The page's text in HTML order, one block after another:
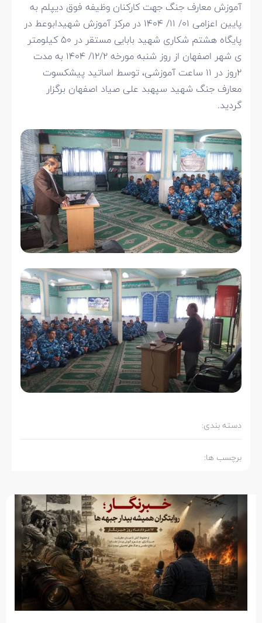
آموزش معارف جنگ جهت کارکنان وظیفه فوق دیپلم به
پایین اعزامی ۰۱/ ۱۱/ ۱۴۰۴ در مرکز آموزش شهیدابوعط در
پایگاه هشتم شکاری شهید بابایی مستقر در ۵۰ کیلومتر
ی شهر اصفهان از روز شنبه مورخه ۱۲/۲/ ۱۴۰۴ به مدت
۲روز در ۱۱ ساعت آموزشی، توسط اساتید پیشکسوت
معارف جنگ شهید سپهبد علی صیاد اصفهان برگزار
گردید.
دسته بندی:
برچسب ها: